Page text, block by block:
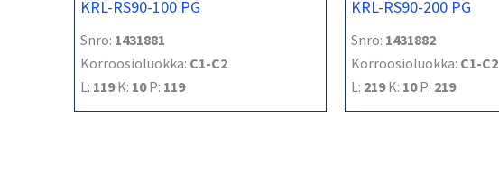
KRL-RS90-100 PG
Snro: 1431881
Korroosioluokka: C1-C2
L: 119K: 10P: 119
KRL-RS90-200 PG
Snro: 1431882
Korroosioluokka: C1-C2
L: 219K: 10P: 219